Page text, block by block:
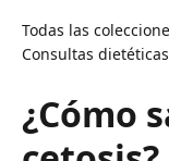
Todas las
Consultas dietéticas
¿Cómo